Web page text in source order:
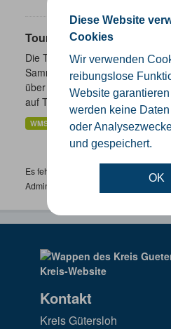
Diese Website
Cookies
Wir verwenden
reibungslose
Website
werden keine
oder
und gespeichert.
OK
Touristik- und
Die Touristik- und
Sammlung von Daten des
über ausgewählte
auf Tourismus,...
WMS
Es fehlen spezifische Datensätze?
Administrator unter:
Kontakt
Kreis Gütersloh